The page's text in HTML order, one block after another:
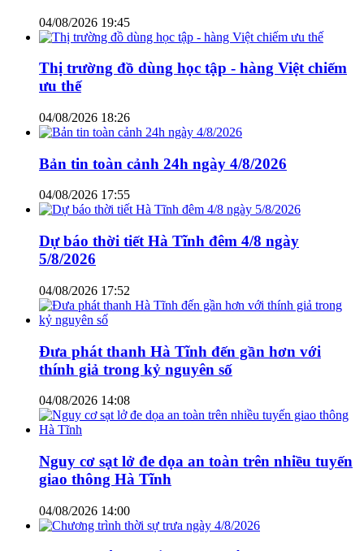
04/08/2026 19:45
Thị trường đồ dùng học tập - hàng Việt chiếm
ưu thế
04/08/2026 18:26
Bản tin toàn cảnh 24h ngày 4/8/2026
04/08/2026 17:55
Dự báo thời tiết Hà Tĩnh đêm 4/8 ngày
5/8/2026
04/08/2026 17:52
Đưa phát thanh Hà Tĩnh đến gần hơn với
thính giả trong kỷ nguyên số
04/08/2026 14:08
Nguy cơ sạt lở đe dọa an toàn trên nhiều tuyến
giao thông Hà Tĩnh
04/08/2026 14:00